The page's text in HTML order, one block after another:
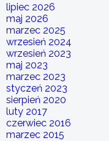
lipiec 2026
maj 2026
marzec 2025
wrzesień 2024
wrzesień 2023
maj 2023
marzec 2023
styczeń 2023
sierpień 2020
luty 2017
czerwiec 2016
marzec 2015